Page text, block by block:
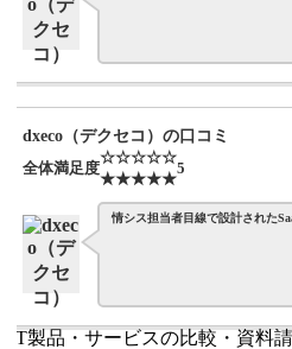
dxeco（デクセコ）の口コミ
全体満足度
☆☆☆☆☆
★★★★★
5
情シス担当者目線で設計されたSaaS
製品・サービスの比較・資料請